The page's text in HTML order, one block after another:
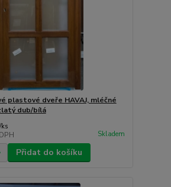
plastové dveře HAVAJ, mléčné
dub/bílá
ks
Skladem
Přidat do košíku